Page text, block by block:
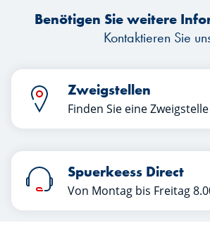
Benötigen Sie weitere
Kontaktieren Sie
Zweigstellen
Finden Sie eine Zweigstelle
Spuerkeess Direct
Von Montag bis Freitag